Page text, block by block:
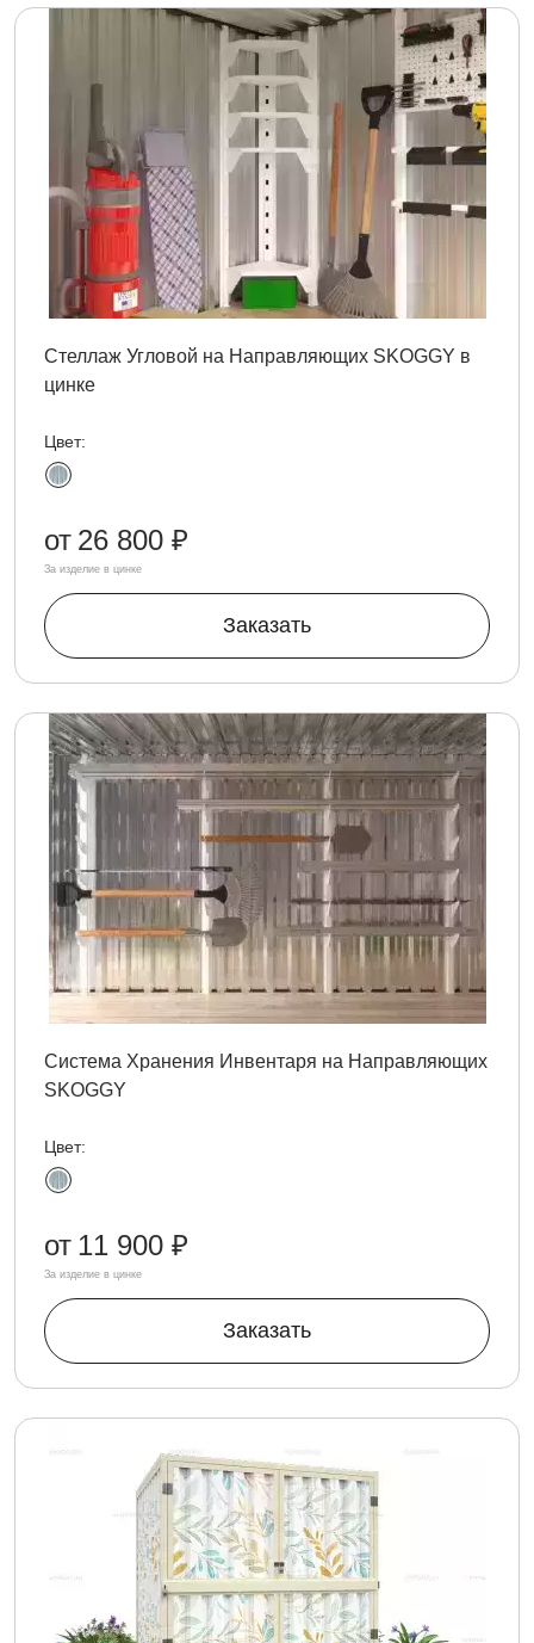
Стеллаж Угловой на Направляющих SKOGGY в
цинке
Цвет:
от 26 800 ₽
За изделие в цинке
Заказать
Система Хранения Инвентаря на Направляющих
SKOGGY
Цвет:
от 11 900 ₽
За изделие в цинке
Заказать